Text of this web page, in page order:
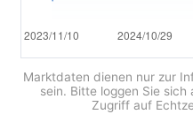
Tiếng việt
Bahasa Indonesia
Bahasa Melayu
Marktdaten dienen nur zur
sein. Bitte loggen Sie
Zugriff auf